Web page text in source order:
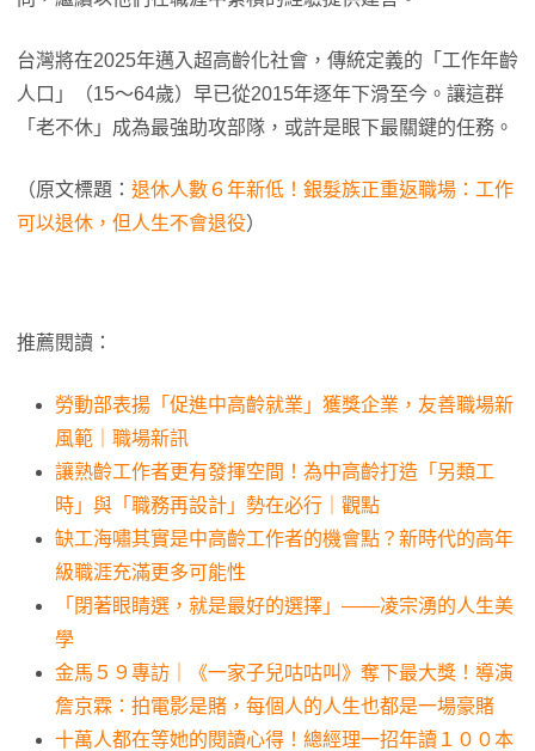
台灣將在2025年邁入超高齡化社會，傳統定義的「工作年齡
人口」（15～64歲）早已從2015年逐年下滑至今。讓這群
「老不休」成為最強助攻部隊，或許是眼下最關鍵的任務。
（原文標題： 退休人數６年新低！銀髮族正重返職場：工作
可以退休，但人生不會退役）
推薦閱讀：
勞動部表揚「促進中高齡就業」獲獎企業，友善職場新
風範｜職場新訊
讓熟齡工作者更有發揮空間！為中高齡打造「另類工
時」與「職務再設計」勢在必行｜觀點
缺工海嘯其實是中高齡工作者的機會點？新時代的高年
級職涯充滿更多可能性
「閉著眼睛選，就是最好的選擇」——凌宗湧的人生美
學
金馬５９專訪｜《一家子兒咕咕叫》奪下最大獎！導演
詹京霖：拍電影是賭，每個人的人生也都是一場豪賭
十萬人都在等她的閱讀心得！總經理一招年讀１００本